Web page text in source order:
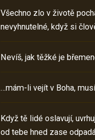
Všechno zlo v životě
nevyhnutelné, když si
Nevíš, jak těžké je
…mám-li vejít v Boha,
Když tě lidé oslavují,
od tebe hned zase